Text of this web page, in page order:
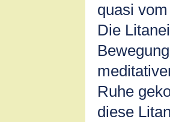
quasi
Die
Ruhe
diese